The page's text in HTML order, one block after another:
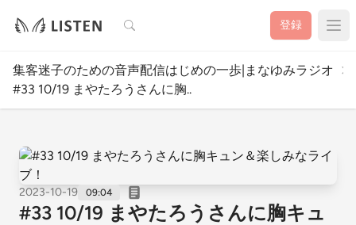
検索 登録
集客迷子のための音声配信はじめの一歩|まなゆみラジオ
#33 10/19 まやたろうさんに胸..
2023-10-19 09:04
#33 10/19 まやたろうさんに胸キュ